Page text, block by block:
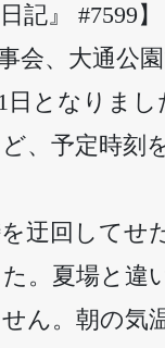
記』 #7599】
会、大通公
となりま
、予定時
迂回して
。夏場と違
ん。朝の気